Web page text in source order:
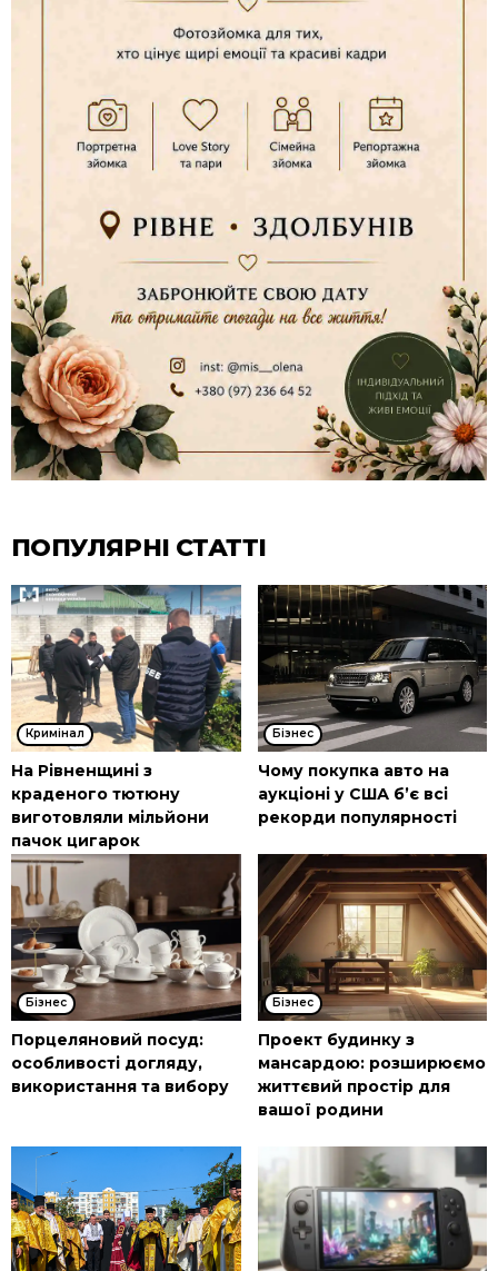
ПОПУЛЯРНІ СТАТТІ
Кримінал
На Рівненщині з
краденого тютюну
виготовляли мільйони
пачок цигарок
Бізнес
Чому покупка авто на
аукціоні у США б’є всі
рекорди популярності
Бізнес
Порцеляновий посуд:
особливості догляду,
використання та вибору
Бізнес
Проект будинку з
мансардою: розширюємо
життєвий простір для
вашої родини